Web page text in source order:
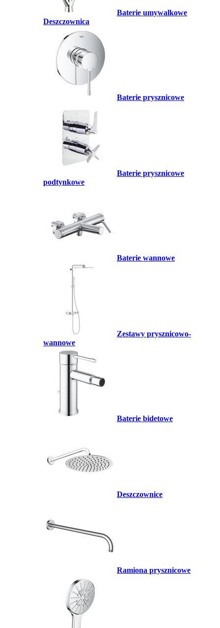
Baterie umywalkowe
Deszczownica
Baterie prysznicowe
Baterie prysznicowe
podtynkowe
Baterie wannowe
Zestawy prysznicowo-
wannowe
Baterie bidetowe
Deszczownice
Ramiona prysznicowe